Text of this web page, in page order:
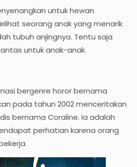
untuk hewan
seorang anak yang menarik
tubuh anjingnya. Tentu saja
untuk anak-anak.
bergenre horor bernama
pada tahun 2002 menceritakan
bernama Coraline. Ia adalah
perhatian karena orang